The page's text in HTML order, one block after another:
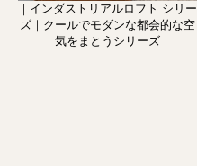
｜インダストリアルロフト シリー
ズ｜クールでモダンな都会的な空
気をまとうシリーズ